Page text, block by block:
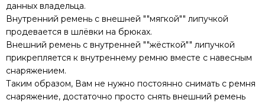
данных владельца.
Внутренний ремень с внешней ""мягкой"" липучкой
продевается в шлёвки на брюках.
Внешний ремень с внутренней ""жёсткой"" липучкой
прикрепляется к внутреннему ремню вместе с навесным
снаряжением.
Таким образом, Вам не нужно постоянно снимать с ремня
снаряжение, достаточно просто снять внешний ремень